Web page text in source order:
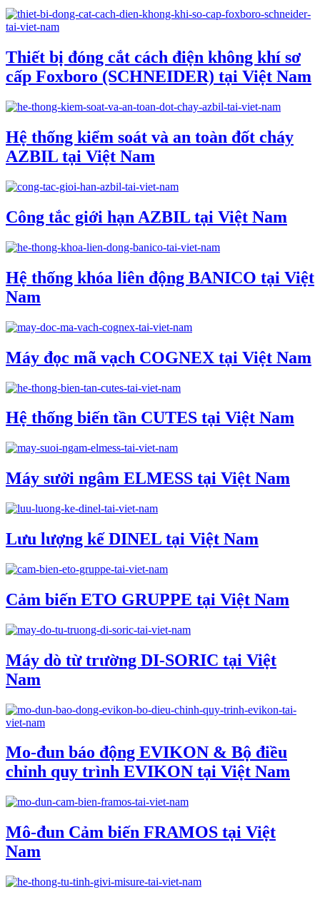
Thiết bị đóng cắt cách điện không khí sơ
cấp Foxboro (SCHNEIDER) tại Việt Nam
Hệ thống kiểm soát và an toàn đốt cháy
AZBIL tại Việt Nam
Công tắc giới hạn AZBIL tại Việt Nam
Hệ thống khóa liên động BANICO tại Việt
Nam
Máy đọc mã vạch COGNEX tại Việt Nam
Hệ thống biến tần CUTES tại Việt Nam
Máy sưởi ngâm ELMESS tại Việt Nam
Lưu lượng kế DINEL tại Việt Nam
Cảm biến ETO GRUPPE tại Việt Nam
Máy dò từ trường DI-SORIC tại Việt
Nam
Mo-đun báo động EVIKON & Bộ điều
chỉnh quy trình EVIKON tại Việt Nam
Mô-đun Cảm biến FRAMOS tại Việt
Nam